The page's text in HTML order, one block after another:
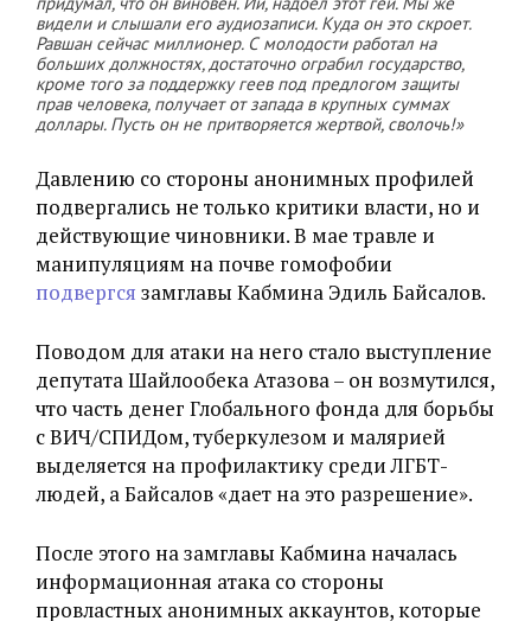
видели и слышали его аудиозаписи. Куда он это скроет.
Равшан сейчас миллионер. С молодости работал на
больших должностях, достаточно ограбил государство,
кроме того за поддержку геев под предлогом защиты
прав человека, получает от запада в крупных суммах
доллары. Пусть он не притворяется жертвой, сволочь!»
Давлению со стороны анонимных профилей
подвергались не только критики власти, но и
действующие чиновники. В мае травле и
манипуляциям на почве гомофобии
подвергся замглавы Кабмина Эдиль Байсалов.
Поводом для атаки на него стало выступление
депутата Шайлообека Атазова – он возмутился,
что часть денег Глобального фонда для борьбы
с ВИЧ/СПИДом, туберкулезом и малярией
выделяется на профилактику среди ЛГБТ-
людей, а Байсалов «дает на это разрешение».
После этого на замглавы Кабмина началась
информационная атака со стороны
провластных анонимных аккаунтов, которые